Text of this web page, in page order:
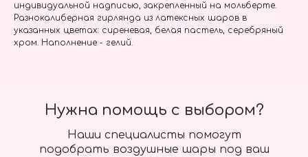
индивидуальной надписью, закрепленный на мольберте.
Разнокалиберная гирлянда из латексных шаров в
указанных цветах: сиреневая, белая пастель, серебряный
хром. Наполнение - гелий.
Наши специалисты помогут
подобрать воздушные шары под ваш
Нужна помощь с выбором?